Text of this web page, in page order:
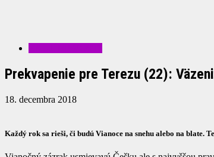
Prekvapenie pre Terezu (22):
18. decembra 2018
Každý rok sa rieši, či budú Vianoce na snehu alebo na blate.